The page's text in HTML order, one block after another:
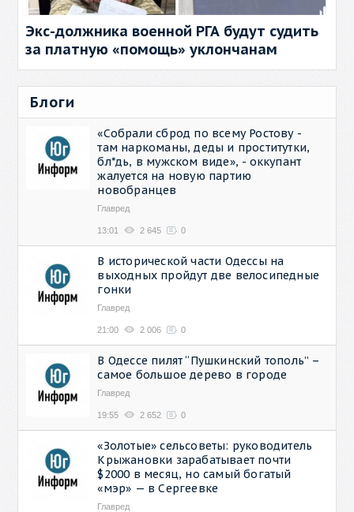
Экс-должника военной РГА будут судить
за платную «помощь» уклончанам
Блоги
«Собрали сброд по всему Ростову -
там наркоманы, деды и проститутки,
бл*дь, в мужском виде», - оккупант
жалуется на новую партию
новобранцев
Главред
13:01 2 645 0
В исторической части Одессы на
выходных пройдут две велосипедные
гонки
Главред
21:00 2 006 0
В Одессе пилят “Пушкинский тополь” –
самое большое дерево в городе
Главред
19:55 2 652 0
«Золотые» сельсоветы: руководитель
Крыжановки зарабатывает почти
$2000 в месяц, но самый богатый
«мэр» — в Сергеевке
Главред